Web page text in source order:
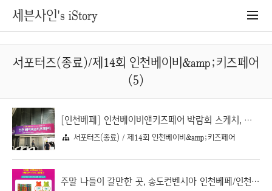
세븐사인's iStory
서포터즈(종료)/제14회 인천베이비&amp;키즈페어
(5)
[인천베페] 인천베이비앤키즈페어 박람회 스케치, 그리고 서포터즈팩 공개
서포터즈(종료) / 제14회 인천베이비&amp;키즈페어
주말 나들이 갈만한 곳, 송도컨벤시아 인천베페/인천베이비키즈페어